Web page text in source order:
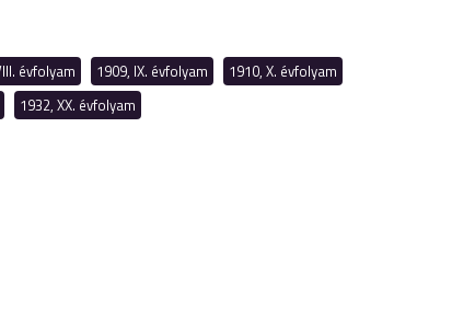
évfolyam 1909, IX. évfolyam
1910, X. évfolyam
1932, XX. évfolyam